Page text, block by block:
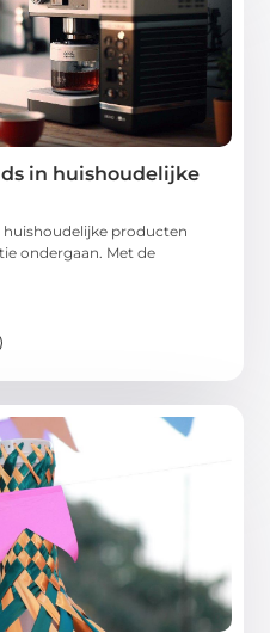
in huishoudelijke
huishoudelijke producten
ondergaan. Met de